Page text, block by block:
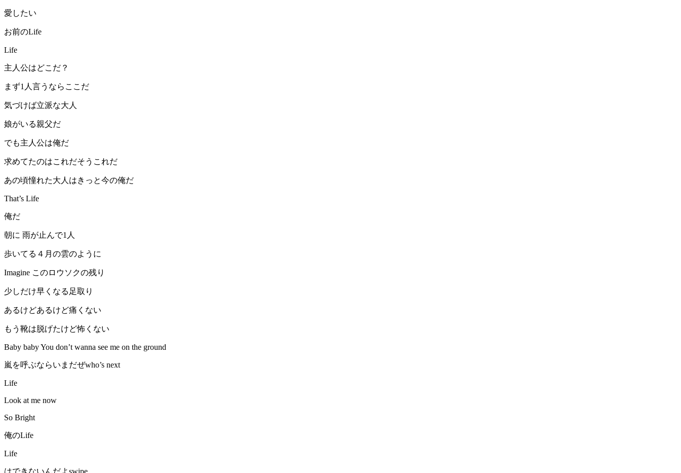
愛したい
お前のLife
Life
主人公はどこだ？
まず1人言うならここだ
気づけば立派な大人
娘がいる親父だ
でも主人公は俺だ
求めてたのはこれだそうこれだ
あの頃憧れた大人はきっと今の俺だ
That’s Life
俺だ
朝に 雨が止んで1人
歩いてる４月の雲のように
Imagine このロウソクの残り
少しだけ早くなる足取り
あるけどあるけど痛くない
もう靴は脱げたけど怖くない
Baby baby You don’t wanna see me on the ground
嵐を呼ぶならいまだぜwho’s next
Life
Look at me now
So Bright
俺のLife
Life